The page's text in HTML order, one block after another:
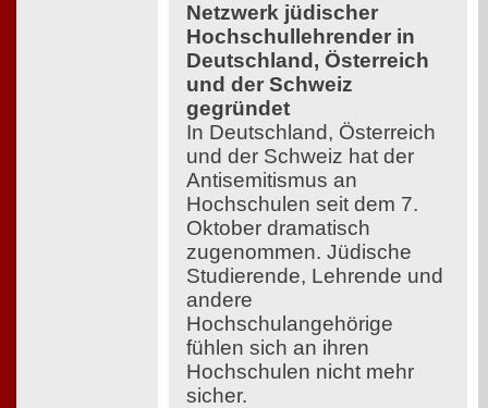
Netzwerk jüdischer
Hochschullehrender in
Deutschland, Österreich
und der Schweiz
gegründet
In Deutschland, Österreich
und der Schweiz hat der
Antisemitismus an
Hochschulen seit dem 7.
Oktober dramatisch
zugenommen. Jüdische
Studierende, Lehrende und
andere
Hochschulangehörige
fühlen sich an ihren
Hochschulen nicht mehr
sicher.